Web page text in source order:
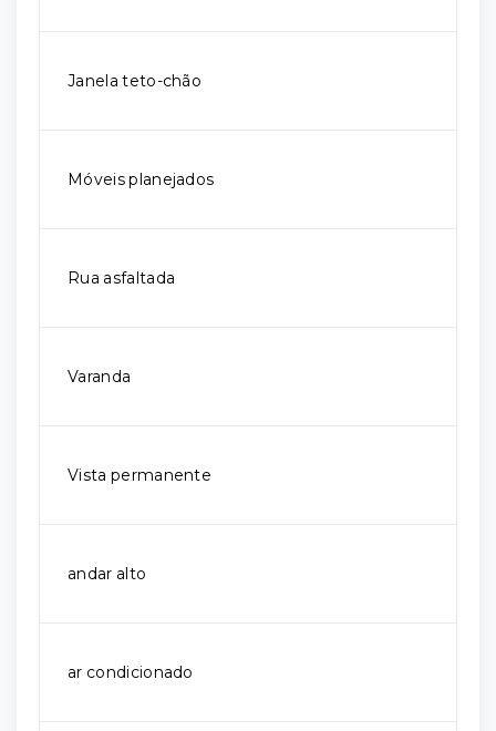
Janela teto-chão
Móveis planejados
Rua asfaltada
Varanda
Vista permanente
andar alto
ar condicionado